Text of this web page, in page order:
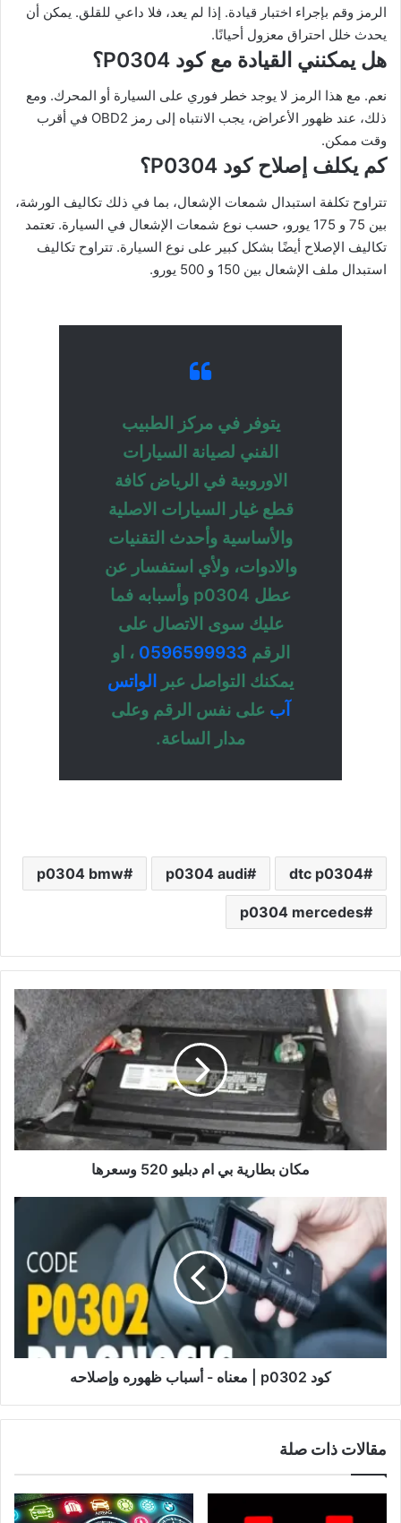
الرمز وقم بإجراء اختبار قيادة. إذا لم يعد، فلا داعي للقلق. يمكن أن
يحدث خلل احتراق معزول أحيانًا.
هل يمكنني القيادة مع كود P0304؟
نعم. مع هذا الرمز لا يوجد خطر فوري على السيارة أو المحرك. ومع
ذلك، عند ظهور الأعراض، يجب الانتباه إلى رمز OBD2 في أقرب
وقت ممكن.
كم يكلف إصلاح كود P0304؟
تتراوح تكلفة استبدال شمعات الإشعال، بما في ذلك تكاليف الورشة،
بين 75 و 175 يورو، حسب نوع شمعات الإشعال في السيارة. تعتمد
تكاليف الإصلاح أيضًا بشكل كبير على نوع السيارة. تتراوح تكاليف
استبدال ملف الإشعال بين 150 و 500 يورو.
يتوفر في مركز الطبيب
الفني لصيانة السيارات
الاوروبية في الرياض كافة
قطع غيار السيارات الاصلية
والأساسية وأحدث التقنيات
والادوات، ولأي استفسار عن
عطل p0304 وأسبابه فما
عليك سوى الاتصال على
الرقم0596599933 ، او
يمكنك التواصل عبر
الواتس
آب على نفس الرقم وعلى
مدار الساعة.
dtc p0304
p0304 audi
p0304 bmw
p0304 mercedes
ام
مكان بطارية بي ام دبليو 520 وسعرها
p0302
|
معناه
-
ظهوره
وإصلاحه
كود p0302 | معناه - أسباب ظهوره وإصلاحه
مقالات ذات صلة